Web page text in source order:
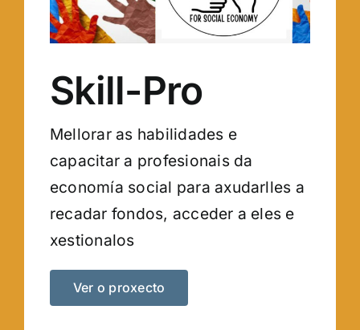
Skill-Pro
Mellorar as habilidades e
capacitar a profesionais da
economía social para axudarlles a
recadar fondos, acceder a eles e
xestionalos
Ver o proxecto